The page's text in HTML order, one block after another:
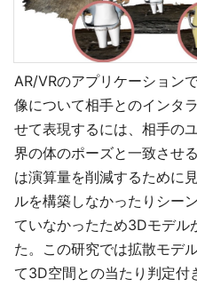
AR/VRのアプリケーション
像について相手とのインタ
せて表現するには、相手の
界の体のポーズと一致させ
は演算量を削減するために
ルを構築しなかったりシー
ていなかったため3Dモデル
た。この研究では拡散モデ
て3D空間との当たり判定付